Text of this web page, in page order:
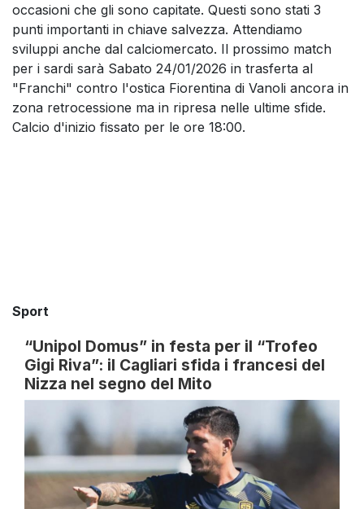
occasioni che gli sono capitate. Questi sono stati 3
punti importanti in chiave salvezza. Attendiamo
sviluppi anche dal calciomercato. Il prossimo match
per i sardi sarà Sabato 24/01/2026 in trasferta al
"Franchi" contro l'ostica Fiorentina di Vanoli ancora in
zona retrocessione ma in ripresa nelle ultime sfide.
Calcio d'inizio fissato per le ore 18:00.
Sport
“Unipol Domus” in festa per il “Trofeo
Gigi Riva”: il Cagliari sfida i francesi del
Nizza nel segno del Mito